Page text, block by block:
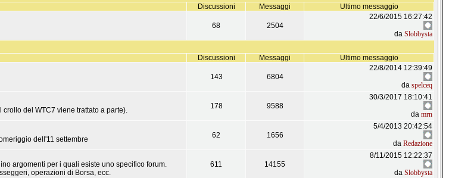
Discussioni Messaggi
Ultimo messaggio
68 2504
22/6/2015 16:27:42
da Slobbysta
Discussioni Messaggi
Ultimo messaggio
143 6804
22/8/2014 12:39:49
da spelceq
del WTC7 viene trattato a parte).
178 9588
30/3/2017 18:10:41
da mrn
dell'11 settembre
62 1656
5/4/2013 20:42:54
da Redazione
argomenti per i quali esiste uno specifico forum.
operazioni di Borsa, ecc.
611 14155
8/11/2015 12:22:37
da Slobbysta